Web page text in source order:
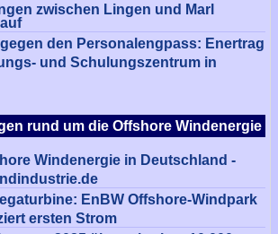
rund um die Offshore Windenergie
Windenergie in Deutschland -
EnBW Offshore-Windpark
ersten Strom
zwischen Lingen und Marl
den Personalengpass: Enertrag
und Schulungszentrum in